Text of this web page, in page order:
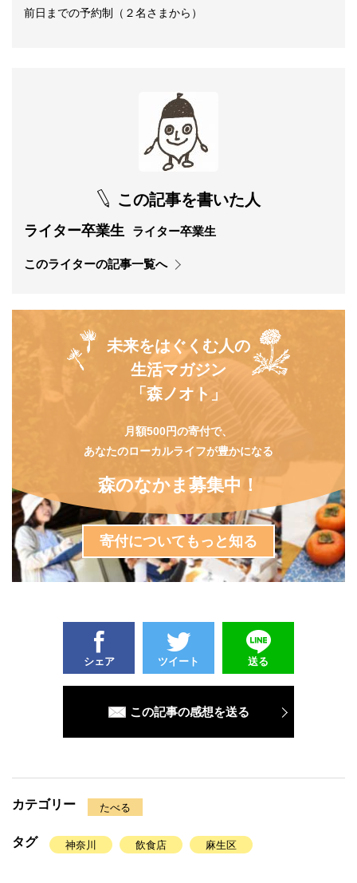
前日までの予約制（２名さまから）
この記事を書いた人
ライター卒業生 ライター卒業生
このライターの記事一覧へ
未来をはぐくむ人の
生活マガジン
「森ノオト」
月額500円の寄付で、
あなたのローカルライフが豊かになる
森のなかま募集中！
寄付についてもっと知る
シェア ツイート 送る
この記事の感想を送る
カテゴリー たべる
タグ 神奈川 飲食店 麻生区